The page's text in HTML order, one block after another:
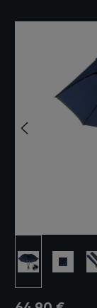
Regulärer Preis: